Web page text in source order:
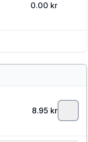
0.00 kr
8.95 kr